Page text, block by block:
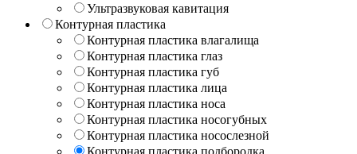
Ультразвуковая кавитация
Контурная пластика
Контурная пластика влагалища
Контурная пластика глаз
Контурная пластика губ
Контурная пластика лица
Контурная пластика носа
Контурная пластика носогубных
Контурная пластика носослезной
Контурная пластика подбородка